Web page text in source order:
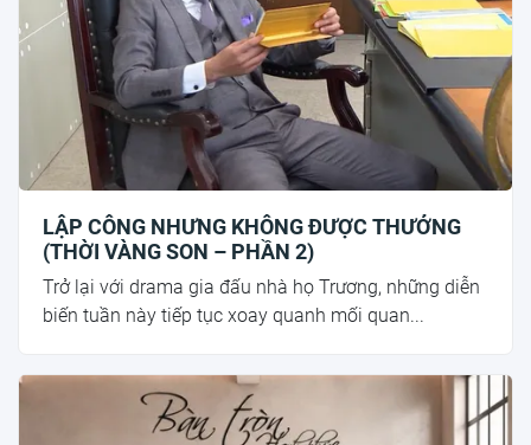
LẬP CÔNG NHƯNG KHÔNG ĐƯỢC THƯỞNG
(THỜI VÀNG SON – PHẦN 2)
Trở lại với drama gia đấu nhà họ Trương, những diễn
biến tuần này tiếp tục xoay quanh mối quan...